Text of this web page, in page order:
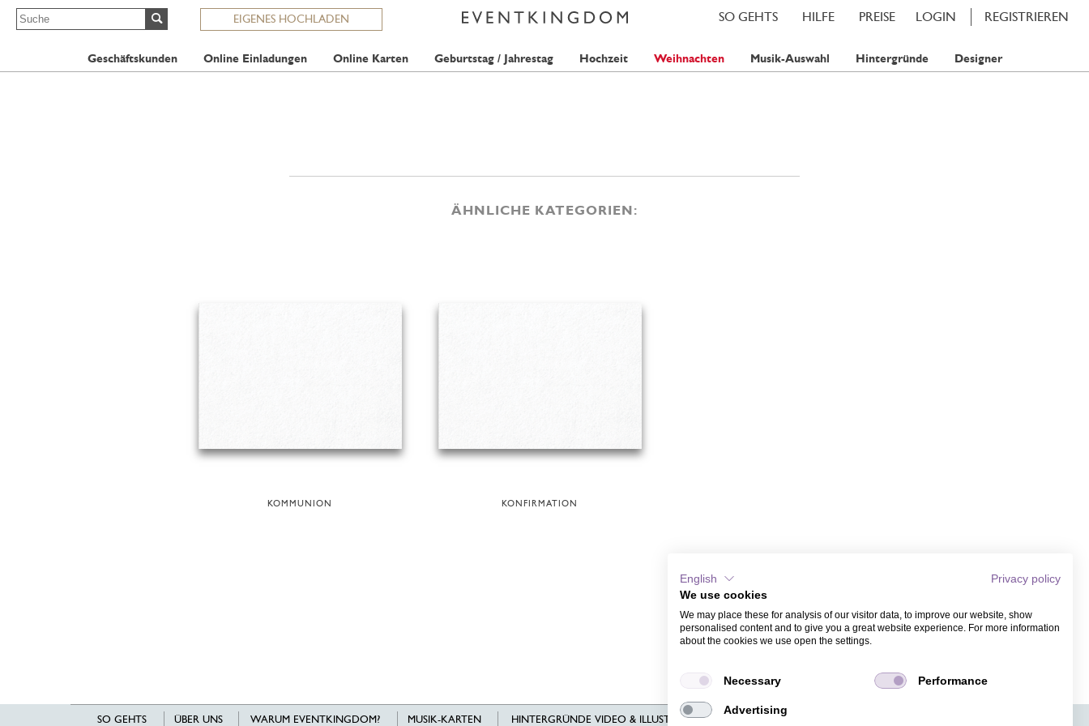
EIGENES HOCHLADEN LOGIN REGISTRIEREN
PREISE
HILFE
SO GEHTS
Geschäftskunden Online Einladungen Online Karten Geburtstag / Jahrestag Hochzeit Weihnachten Musik-Auswahl Hintergründe Designer
ÄHNLICHE KATEGORIEN:
KOMMUNION KONFIRMATION
SO GEHTS ÜBER UNS WARUM EVENTKINGDOM? MUSIK-KARTEN HINTERGRÜNDE VIDEO & ILLUSTRATIONEN
English
Privacy policy
We use cookies
We may place these for analysis of our visitor data, to improve our website, show
personalised content and to give you a great website experience. For more information
about the cookies we use open the settings.
Necessary Performance
Advertising